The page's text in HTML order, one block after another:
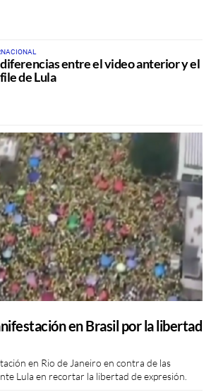
diferencias entre el video anterior y el
de Lula
en Brasil por la libertad
en Rio de Janeiro en contra de las
Lula en recortar la libertad de expresión.